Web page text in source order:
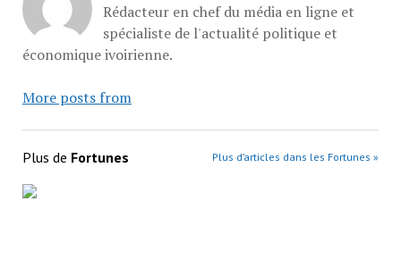
Rédacteur en chef du média en ligne et
spécialiste de l'actualité politique et
économique ivoirienne.
More posts from
Plus de Fortunes Plus d’articles dans les Fortunes »